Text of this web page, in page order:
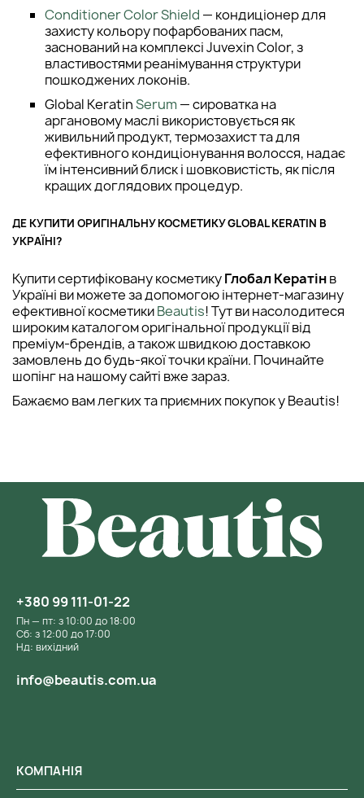
Conditioner Color Shield — кондиціонер для
захисту кольору пофарбованих пасм,
заснований на комплексі Juvexin Color, з
властивостями реанімування структури
пошкоджених локонів.
Global KeratinSerum — сироватка на
аргановому маслі використовується як
живильний продукт, термозахист та для
ефективного кондиціонування волосся, надає
їм інтенсивний блиск і шовковистість, як після
кращих доглядових процедур.
ДЕ КУПИТИ ОРИГІНАЛЬНУ КОСМЕТИКУ GLOBAL KERATIN В
УКРАЇНІ?
Купити сертифіковану косметикуГлобал Кератінв
Україні ви можете за допомогою інтернет-магазину
ефективної косметикиBeautis! Тут ви насолодитеся
широким каталогом оригінальної продукції від
преміум-брендів, а також швидкою доставкою
замовлень до будь-якої точки країни. Починайте
шопінг на нашому сайті вже зараз.
Бажаємо вам легких та приємних покупок у Beautis!
КОМПАНІЯ
+380 99 111-01-22
Пн — пт: з 10:00 до 18:00
Сб: з 12:00 до 17:00
Нд: вихідний
info@beautis.com.ua